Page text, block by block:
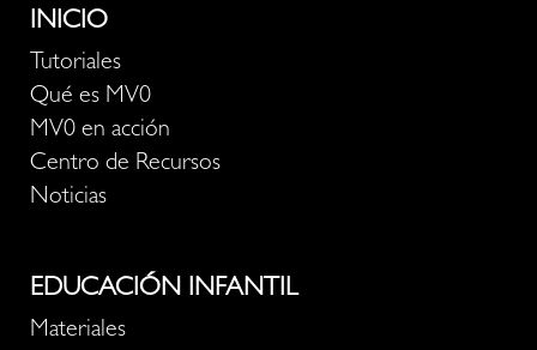
INICIO
Tutoriales
Qué es MV0
MV0 en acción
Centro de Recursos
Noticias
EDUCACIÓN INFANTIL
Materiales